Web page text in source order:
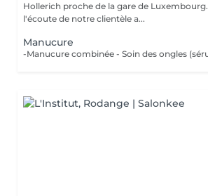
Hollerich proche de la gare de Luxembourg. Nous sommes à
l'écoute de notre clientèle a...
Manucure